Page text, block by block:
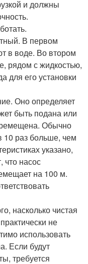
и должны
В первом
в воде. Во втором
рядом с жидкостью,
для его установки
Оно определяет
быть подана или
Обычно
10 раз больше, чем
указано,
что насос
на 100 м.
насколько чистая
не
использовать
Если будут
требуется